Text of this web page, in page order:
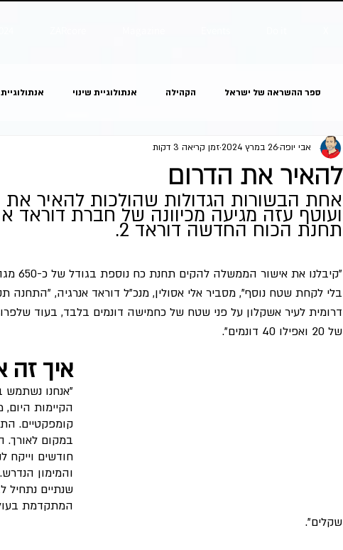
ספר ההשראה של ישראל הקהילה אנתולוגיית שינוי אנתולוגיית
להאיר את הדרום
אבי יופה26 במרץ 2024 זמן קריאה 3 דקות
אחת הבשורות הגדולות שהולכות להאיר את
ועוטף עזה מגיעה מכיוונה של חברת
תחנת הכוח החדשה דוראד 2.
בלי לקחת שטח נוסף", מסביר אלי אסולין, מנכ"ל דוראד אנרגיה, "התחנה
דרומית לעיר אשקלון על פני שטח של כחמישה דונמים בלבד, בעוד
של 20 ואפילו 40 דונמים".
איך זה
"אנחנו
הקיימות
קומפקטיים.
במקום לאורך.
חודשים וייקח
והמימון
שנתיים נתחיל
המתקדמת
שקלים".